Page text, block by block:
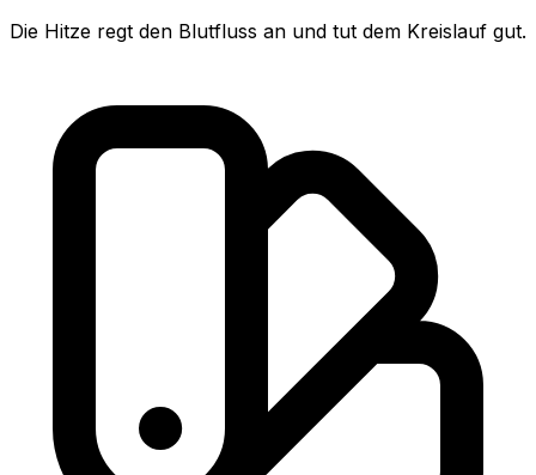
Die Hitze regt den Blutfluss an und tut dem Kreislauf gut.